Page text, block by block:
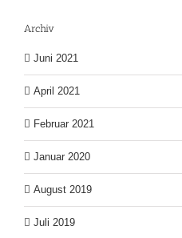
Archiv
Juni 2021
April 2021
Februar 2021
Januar 2020
August 2019
Juli 2019